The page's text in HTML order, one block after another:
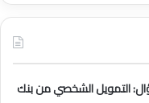
التمويل الشخصي من بنك